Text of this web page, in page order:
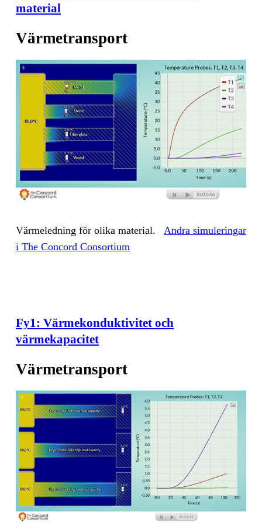
material
Värmetransport
Vär­me­led­ning för oli­ka ma­te­ri­al. And­ra si­mu­le­ring­ar
i The Con­cord Con­sor­ti­um
Fy1: Värmekonduktivitet och
värmekapacitet
Värmetransport